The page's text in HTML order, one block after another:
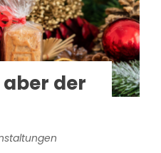
der